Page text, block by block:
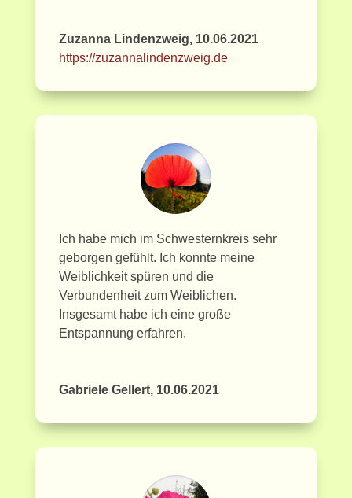
Zuzanna Lindenzweig, 10.06.2021
https://zuzannalindenzweig.de
Ich habe mich im Schwesternkreis sehr
geborgen gefühlt. Ich konnte meine
Weiblichkeit spüren und die
Verbundenheit zum Weiblichen.
Insgesamt habe ich eine große
Entspannung erfahren.
Gabriele Gellert, 10.06.2021